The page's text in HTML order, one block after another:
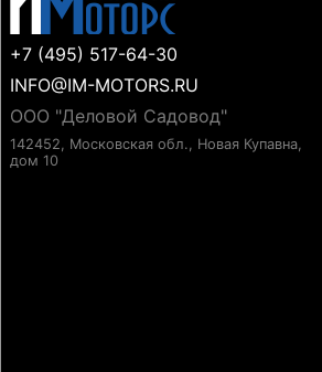
+7 (495) 517-64-30
INFO@IM-MOTORS.RU
ООО "Деловой Садовод"
142452, Московская обл., Новая Купавна,
дом 10